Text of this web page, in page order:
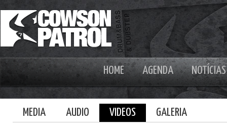
HOME AGENDA NOTÍCIAS
MEDIA AUDIO VIDEOS GALERIA